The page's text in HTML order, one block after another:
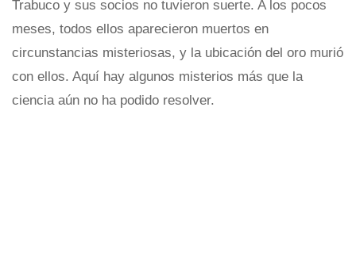
Trabuco y sus socios no tuvieron suerte. A los pocos
meses, todos ellos aparecieron muertos en
circunstancias misteriosas, y la ubicación del oro murió
con ellos. Aquí hay algunos misterios más que la
ciencia aún no ha podido resolver.